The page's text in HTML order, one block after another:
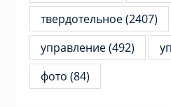
твердотельное(2407)
управление(492)
фото (84)